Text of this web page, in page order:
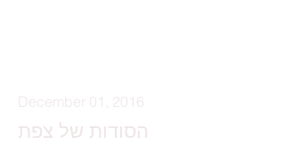
December 01, 2016
הסודות של צפת